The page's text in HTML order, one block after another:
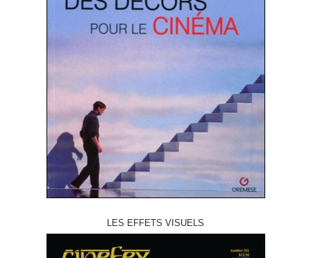
LES EFFETS VISUELS